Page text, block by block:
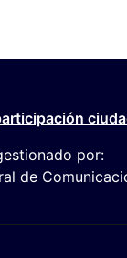
por:
de